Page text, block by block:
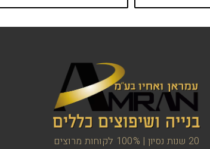
20 שנות נסיון | 100% לקוחות מרוצים